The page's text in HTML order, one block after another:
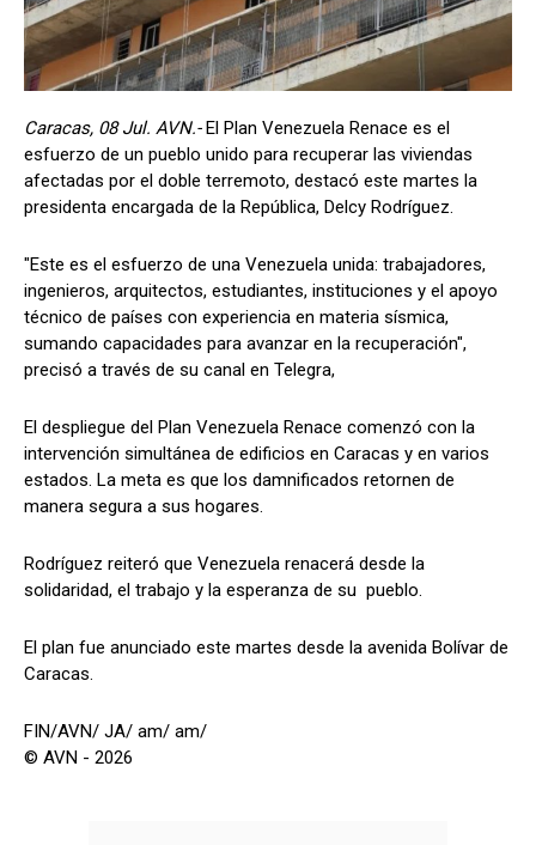
Caracas, 08 Jul. AVN.-El Plan Venezuela Renace es el
esfuerzo de un pueblo unido para recuperar las viviendas
afectadas por el doble terremoto, destacó este martes la
presidenta encargada de la República, Delcy Rodríguez.
"Este es el esfuerzo de una Venezuela unida: trabajadores,
ingenieros, arquitectos, estudiantes, instituciones y el apoyo
técnico de países con experiencia en materia sísmica,
sumando capacidades para avanzar en la recuperación",
precisó a través de su canal en Telegra,
El despliegue del Plan Venezuela Renace comenzó con la
intervención simultánea de edificios en Caracas y en varios
estados. La meta es que los damnificados retornen de
manera segura a sus hogares.
Rodríguez reiteró que Venezuela renacerá desde la
solidaridad, el trabajo y la esperanza de su pueblo.
El plan fue anunciado este martes desde la avenida Bolívar de
Caracas.
FIN/AVN/ JA/ am/ am/
© AVN - 2026